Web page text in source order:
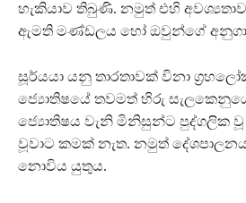
හැකියාව තිබුණි. නමුත් එහි
ඇමති මණ්ඩලය හෝ ඔවුන්ගේ
සූර්යයා යනු තාරතාවක් විනා
ජ්‍යොතිෂයේ තවමත් හිරු
ජ්‍යොතිෂය වැනි මිනිසුන්ට පුද්ගලික වූ
වූවාට කමක් නැත. නමුත්
නොවිය යුතුය.